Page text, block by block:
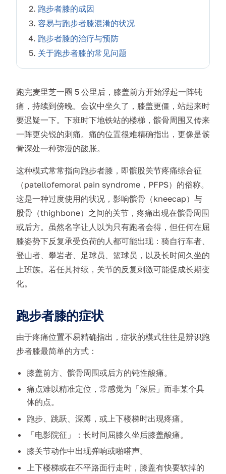
跑步者膝的成因
容易与跑步者膝混淆的状况
跑步者膝的治疗与预防
关于跑步者膝的常见问题
跑完麦里芝一圈 5 公里后，膝盖前方开始浮起一阵钝
痛，持续到傍晚。会议中坐久了，膝盖更僵，站起来时
要迟疑一下。下班时下地铁站的楼梯，髌骨周围又传来
一阵更尖锐的刺痛。痛的位置很难精确指出，更像是髌
骨深处一种弥漫的酸胀。
这种模式常常指向跑步者膝，即髌股关节疼痛综合征
（patellofemoral pain syndrome，PFPS）的俗称。
这是一种过度使用的状况，影响髌骨（kneecap）与
股骨（thighbone）之间的关节，疼痛出现在髌骨周围
或后方。虽然名字让人以为只有跑者会得，但任何在屈
膝姿势下反复承受负荷的人都可能出现：骑自行车者、
登山者、攀岩者、足球员、篮球员，以及长时间久坐的
上班族。若任其持续，关节的反复刺激可能促成长期变
化。
跑步者膝的症状
由于疼痛位置不易精确指出，症状的模式往往是辨识跑
步者膝最简单的方式：
膝盖前方、髌骨周围或后方的钝性酸痛。
痛点难以精准定位，常感觉为「深层」而非某个具
体的点。
跑步、跳跃、深蹲，或上下楼梯时出现疼痛。
「电影院征」：长时间屈膝久坐后膝盖酸痛。
膝关节动作中出现弹响或啪嗒声。
上下楼梯或在不平路面行走时，膝盖有快要软掉的